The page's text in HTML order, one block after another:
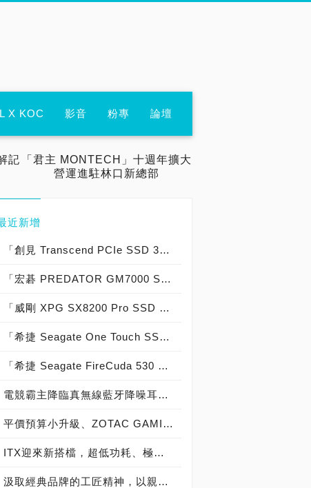
X KOC 影音 粉專 論壇
記
「君主 MONTECH」十週年擴大
營運進駐林口新總部
近新增
「創見 Transcend PCIe SSD 300S 512GB、400S 1TB」實測開箱，低功耗高效能短尺寸固態硬碟強勢來襲！
「宏碁 PREDATOR GM7000 SSD 2TB」實測開箱，「7,000MB/s俱樂部」PCIe 4.0固態硬碟！
「威剛 XPG SX8200 Pro SSD 1TB」實測開箱，「3,500MB/s俱樂部」PCIe 3.0固態硬碟！
「希捷 Seagate One Touch SSD 2TB」實測開箱，「1,030MB/s俱樂部」USB 3.2 Gen 2高效能外接式固態硬碟！
「希捷 Seagate FireCuda 530 SSD 4TB」散熱器版實測開箱，「7,000MB/s俱樂部」PCIe 4.0固態硬碟！
電競霸主降臨真無線藍牙降噪耳機領域，ROG Cetra True Wireless開箱試玩
平價預算小升級、ZOTAC GAMING GeForce GTX 1630上機試玩， 搭載Dual Link DVI-D插槽、老顯示器也能用！
ITX迎來新搭檔，超低功耗、極入門顯示卡—ASRock Radeon RX 6400 Challenger ITX 4GB開箱試玩
汲取經典品牌的工匠精神，以親民價格帶來頂尖聽覺饗宴，EDIFIER STAX SPIRIT S3平板藍牙耳罩式耳機開箱試聽